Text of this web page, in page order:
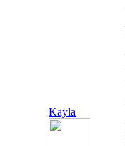
Kayla